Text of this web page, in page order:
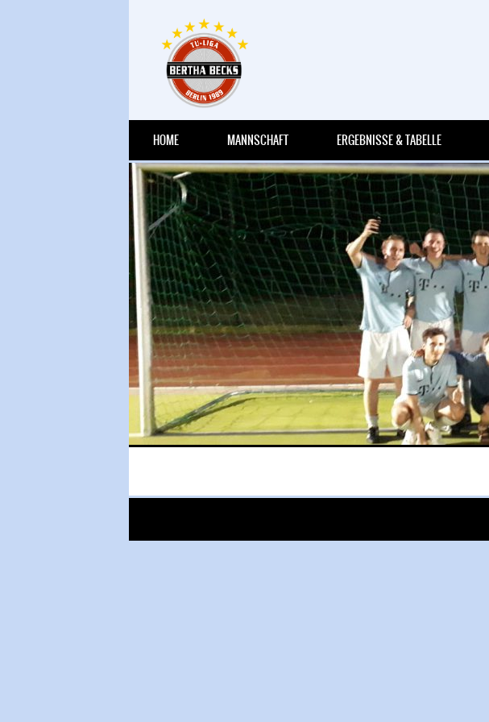
HOME MANNSCHAFT ERGEBNISSE & TABELLE